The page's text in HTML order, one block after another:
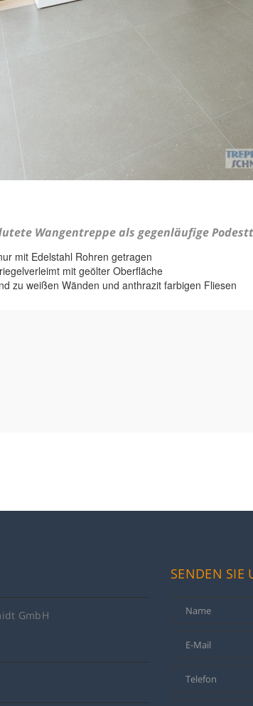
Wangentreppe als gegenläufige
mit Edelstahl Rohren getragen
mit geölter Oberfläche
zu weißen Wänden und anthrazit farbigen Fliesen
GmbH
SENDEN SIE